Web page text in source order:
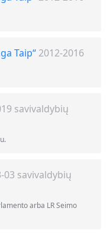
Taip“ 2012-2016
savivaldybių
03 savivaldybių
arba LR Seimo